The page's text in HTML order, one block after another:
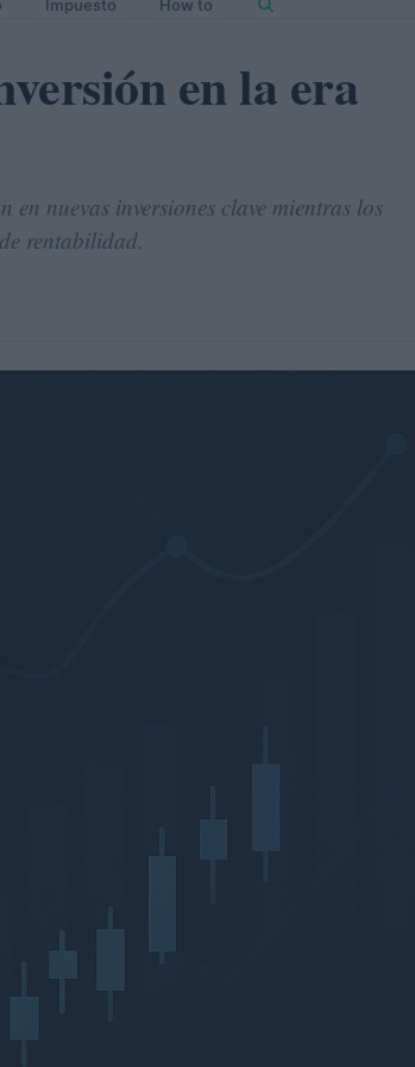
Impuesto How to
en la era
en nuevas inversiones clave mientras los
rentabilidad.